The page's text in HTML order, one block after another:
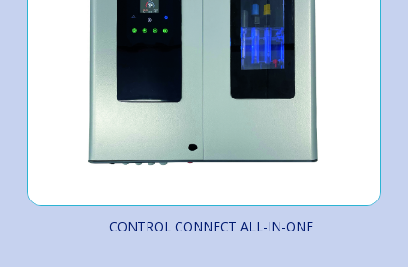
CONTROL CONNECT ALL-IN-ONE